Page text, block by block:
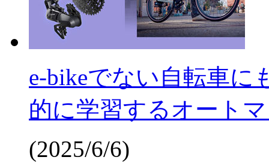
e-bikeでない自転車に
的に学習するオート
(2025/6/6)